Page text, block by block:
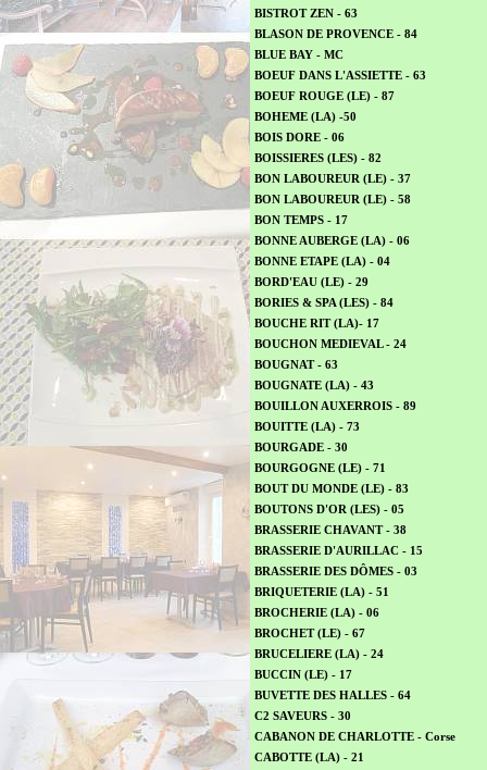
BISTROT ZEN - 63
BLASON DE PROVENCE - 84
BLUE BAY - MC
BOEUF DANS L'ASSIETTE - 63
BOEUF ROUGE (LE) - 87
BOHEME (LA) -50
BOIS DORE - 06
BOISSIERES (LES) - 82
BON LABOUREUR (LE) - 37
BON LABOUREUR (LE) - 58
BON TEMPS - 17
BONNE AUBERGE (LA) - 06
BONNE ETAPE (LA) - 04
BORD'EAU (LE) - 29
BORIES & SPA (LES) - 84
BOUCHE RIT (LA)- 17
BOUCHON MEDIEVAL - 24
BOUGNAT - 63
BOUGNATE (LA) - 43
BOUILLON AUXERROIS - 89
BOUITTE (LA) - 73
BOURGADE - 30
BOURGOGNE (LE) - 71
BOUT DU MONDE (LE) - 83
BOUTONS D'OR (LES) - 05
BRASSERIE CHAVANT - 38
BRASSERIE D'AURILLAC - 15
BRASSERIE DES DÔMES - 03
BRIQUETERIE (LA) - 51
BROCHERIE (LA) - 06
BROCHET (LE) - 67
BRUCELIERE (LA) - 24
BUCCIN (LE) - 17
BUVETTE DES HALLES - 64
C2 SAVEURS - 30
CABANON DE CHARLOTTE - Corse
CABOTTE (LA) - 21